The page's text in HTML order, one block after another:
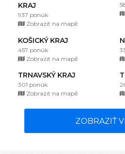
KRAJ
937 ponúk
Zobrazit na mapě
KOŠICKÝ KRAJ
457 ponúk
Zobrazit na mapě
TRNAVSKÝ KRAJ
301 ponúk
Zobrazit na mapě
ZOBRAZIŤ